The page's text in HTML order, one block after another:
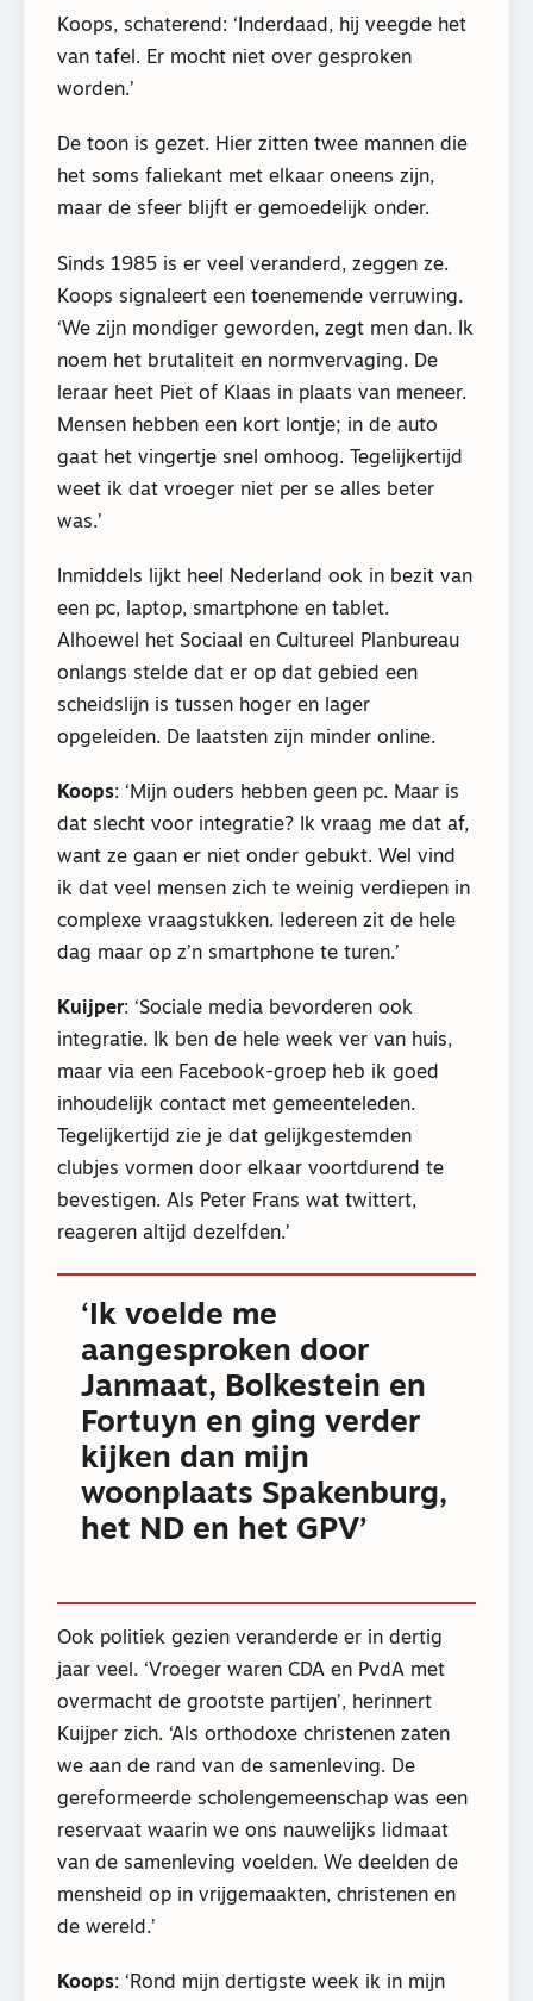
Koops, schaterend: ‘Inderdaad, hij veegde het
van tafel. Er mocht niet over gesproken
worden.’
De toon is gezet. Hier zitten twee mannen die
het soms faliekant met elkaar oneens zijn,
maar de sfeer blijft er gemoedelijk onder.
Sinds 1985 is er veel veranderd, zeggen ze.
Koops signaleert een toenemende verruwing.
‘We zijn mondiger geworden, zegt men dan. Ik
noem het brutaliteit en normvervaging. De
leraar heet Piet of Klaas in plaats van meneer.
Mensen hebben een kort lontje; in de auto
gaat het vingertje snel omhoog. Tegelijkertijd
weet ik dat vroeger niet per se alles beter
was.’
Inmiddels lijkt heel Nederland ook in bezit van
een pc, laptop, smartphone en tablet.
Alhoewel het Sociaal en Cultureel Planbureau
onlangs stelde dat er op dat gebied een
scheidslijn is tussen hoger en lager
opgeleiden. De laatsten zijn minder online.
Koops: ‘Mijn ouders hebben geen pc. Maar is
dat slecht voor integratie? Ik vraag me dat af,
want ze gaan er niet onder gebukt. Wel vind
ik dat veel mensen zich te weinig verdiepen in
complexe vraagstukken. Iedereen zit de hele
dag maar op z’n smartphone te turen.’
Kuijper: ‘Sociale media bevorderen ook
integratie. Ik ben de hele week ver van huis,
maar via een Facebook-groep heb ik goed
inhoudelijk contact met gemeenteleden.
Tegelijkertijd zie je dat gelijkgestemden
clubjes vormen door elkaar voortdurend te
bevestigen. Als Peter Frans wat twittert,
reageren altijd dezelfden.’
‘Ik voelde me
aangesproken door
Janmaat, Bolkestein en
Fortuyn en ging verder
kijken dan mijn
woonplaats Spakenburg,
het ND en het GPV’
Ook politiek gezien veranderde er in dertig
jaar veel. ‘Vroeger waren CDA en PvdA met
overmacht de grootste partijen’, herinnert
Kuijper zich. ‘Als orthodoxe christenen zaten
we aan de rand van de samenleving. De
gereformeerde scholengemeenschap was een
reservaat waarin we ons nauwelijks lidmaat
van de samenleving voelden. We deelden de
mensheid op in vrijgemaakten, christenen en
de wereld.’
Koops: ‘Rond mijn dertigste week ik in mijn